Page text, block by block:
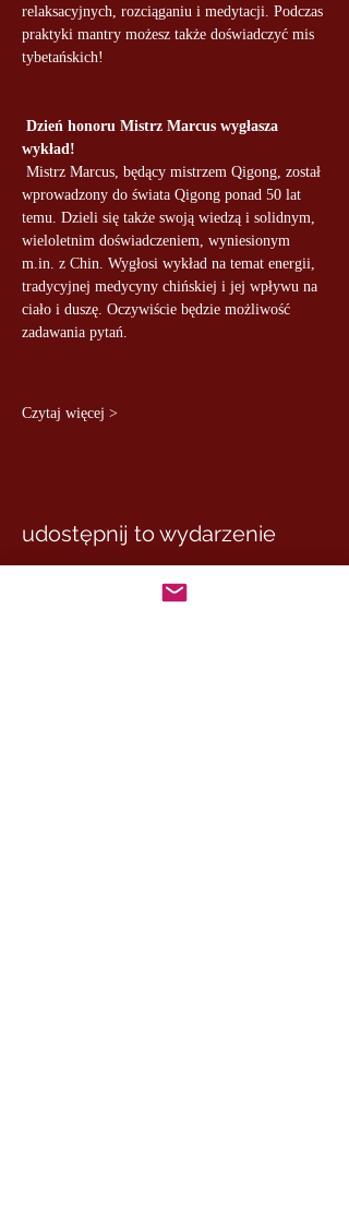
relaksacyjnych, rozciąganiu i medytacji. Podczas
praktyki mantry możesz także doświadczyć mis
tybetańskich!
Dzień honoru Mistrz Marcus wygłasza
wykład!
wprowadzony do świata Qigong ponad 50 lat
temu. Dzieli się także swoją wiedzą i solidnym,
wieloletnim doświadczeniem, wyniesionym
m.in. z Chin. Wygłosi wykład na temat energii,
tradycyjnej medycyny chińskiej i jej wpływu na
ciało i duszę. Oczywiście będzie możliwość
zadawania pytań.
Czytaj więcej >
udostępnij to wydarzenie